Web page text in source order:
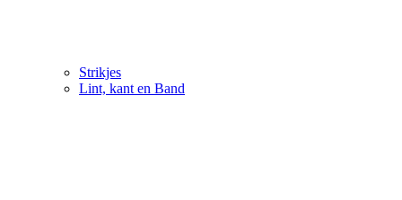
Strikjes
Lint, kant en Band